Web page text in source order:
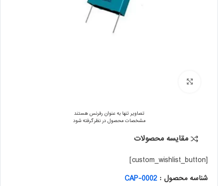
تصاویر تنها به عنوان رفرنس هستند
مشخصات محصول در نظر گرفته شود
مقایسه محصولات
[custom_wishlist_button]
شناسه محصول : CAP-0002